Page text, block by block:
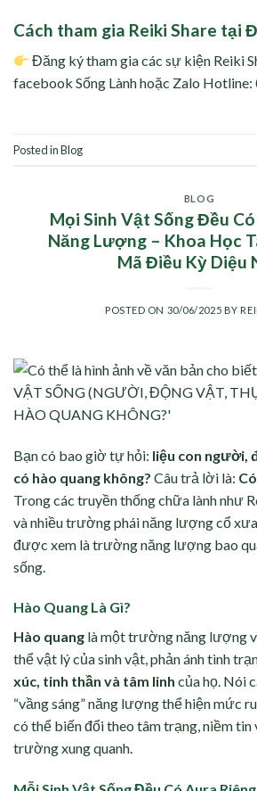
Cách tham gia Reiki Share tại
Đăng ký tham gia các sự kiện Reiki
facebook Sống Lành hoặc Zalo
Posted inBlog
BLOG
Mọi Sinh Vật Sống Đều
Năng Lượng – Khoa Học
Mã Điều Kỳ Diệu
POSTED ON 30/06/2025 BY
Bạn có bao giờ tự hỏi: liệu con người,
có hào quang không? Câu trả lời là: Có.
Trong các truyền thống chữa lành như
và nhiều trường phái năng lượng cổ xưa,
được xem là trường năng lượng bao
sống.
Hào Quang Là Gì?
Hào quang là một trường năng lượng
thể vật lý của sinh vật, phản ánh tình
xúc, tinh thần và tâm linh của họ. Nói
“vầng sáng” năng lượng thể hiện mức
có thể biến đổi theo tâm trạng, niềm tin
trường xung quanh.